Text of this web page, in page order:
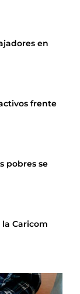
en
frente
pobres se
Caricom